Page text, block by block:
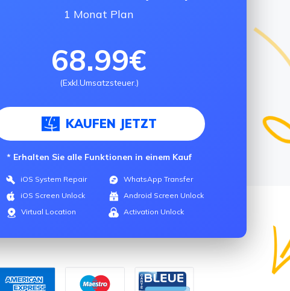
1 Monat Plan
68.99€
(Exkl.Umsatzsteuer.)
KAUFEN JETZT
* Erhalten Sie alle Funktionen in einem Kauf
iOS System Repair
iOS Screen Unlock
Virtual Location
WhatsApp Transfer
Android Screen Unlock
Activation Unlock